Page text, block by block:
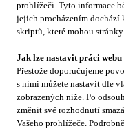
prohlížeči. Tyto informace
jejich procházením dochází
skriptů, které mohou
Jak lze nastavit práci webu
Přestože doporučujeme
s nimi můžete nastavit dle
zobrazených níže. Po
změnit své rozhodnutí
Vašeho prohlížeče.